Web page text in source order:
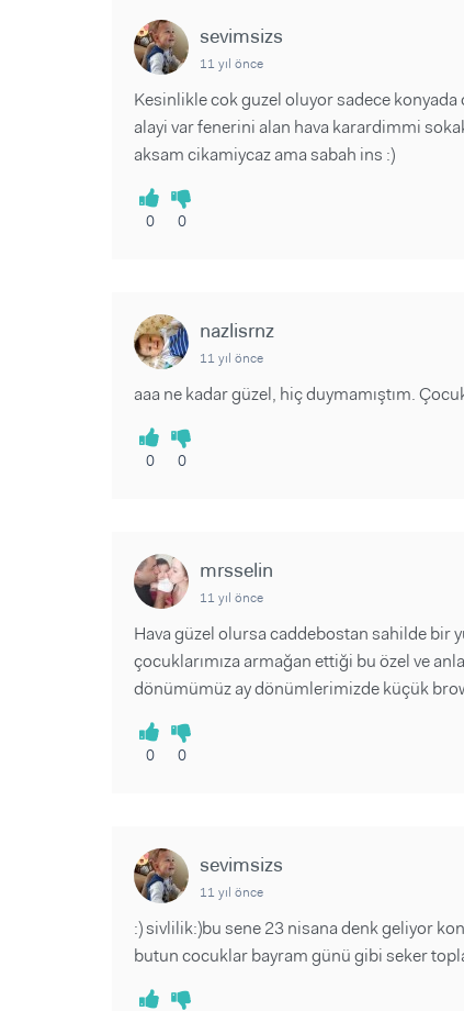
sevimsizs
11 yıl önce
Kesinlikle cok guzel oluyor sadece
alayi var fenerini alan hava karardimmi
aksam cikamiycaz ama sabah ins :)
0 0
nazlisrnz
11 yıl önce
aaa ne kadar güzel, hiç duymamıştım.
0 0
mrsselin
11 yıl önce
Hava güzel olursa caddebostan sahilde bir
çocuklarımıza armağan ettiği bu özel ve
dönümümüz ay dönümlerimizde küçük
0 0
sevimsizs
11 yıl önce
:) sivlilik:)bu sene 23 nisana denk geliyor
butun cocuklar bayram günü gibi seker